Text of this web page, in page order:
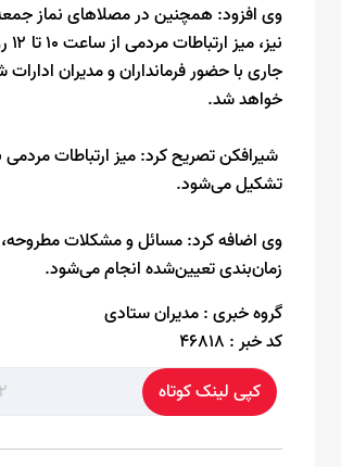
وی افزود: همچنین در مصلاهای نماز
جاری با حضور فرمانداران و مدیران ادارات
خواهد شد.
شیرافکن تصریح کرد: میز ارتباطات
تشکیل می‌شود.
وی اضافه کرد: مسائل و مشکلات مطروحه،
زمان‌بندی تعیین‌شده انجام می‌شود.
گروه خبری :مدیران ستادی
کد خبر : 46818
کپی لینک کوتاه